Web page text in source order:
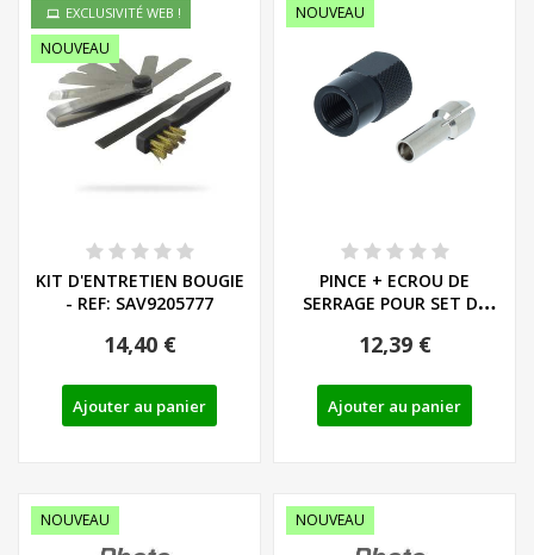
EXCLUSIVITÉ WEB !
NOUVEAU
KIT D'ENTRETIEN BOUGIE
- REF: SAV9205777
14,40 €
Ajouter au panier
NOUVEAU
PINCE + ECROU DE
SERRAGE POUR SET DE
12,39 €
Ajouter au panier
NOUVEAU NOUVEAU